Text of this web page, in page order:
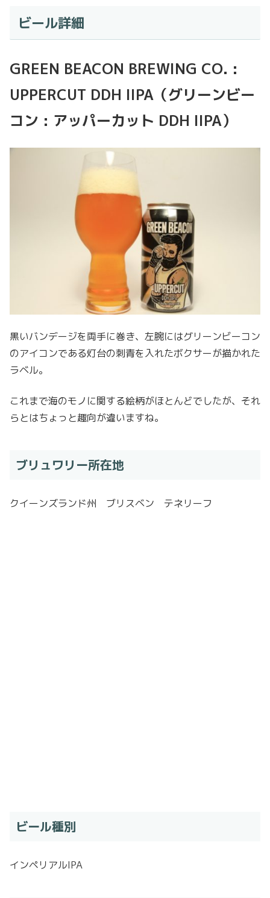
ビール詳細
GREEN BEACON BREWING CO. :
UPPERCUT DDH IIPA（グリーンビー
コン : アッパーカット DDH IIPA）
黒いバンデージを両手に巻き、左腕にはグリーンビーコン
のアイコンである灯台の刺青を入れたボクサーが描かれた
ラベル。
これまで海のモノに関する絵柄がほとんどでしたが、それ
らとはちょっと趣向が違いますね。
ブリュワリー所在地
クイーンズランド州 ブリスベン テネリーフ
ビール種別
インペリアルIPA